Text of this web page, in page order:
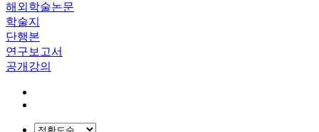
해외학술논문
학술지
단행본
연구보고서
공개강의